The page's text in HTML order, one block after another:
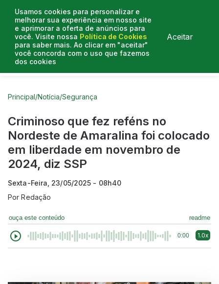
Usamos cookies para personalizar e
melhorar sua experiência em nosso site
e aprimorar a oferta de anúncios para
você. Visite nossa Política de Cookies
para saber mais. Ao clicar em "aceitar"
você concorda com o uso que fazemos
dos cookies
Aceitar
Curtas do Poder
Principal/Notícia/Segurança
Criminoso que fez reféns no
Nordeste de Amaralina foi colocado
em liberdade em novembro de
2024, diz SSP
Sexta-Feira, 23/05/2025 - 08h40
PorRedação
ouça este conteúdo readme
0:00 1.0x